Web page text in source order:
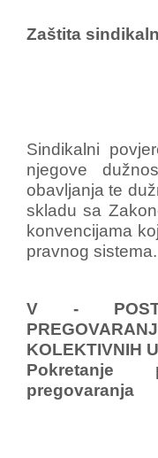
Zaštita
Sindikalni
njegove
obavljanja te
skladu sa
konvencijama
pravnog sistema.
V -
KOLEKTIVNIH
Pokretanje
pregovaranja